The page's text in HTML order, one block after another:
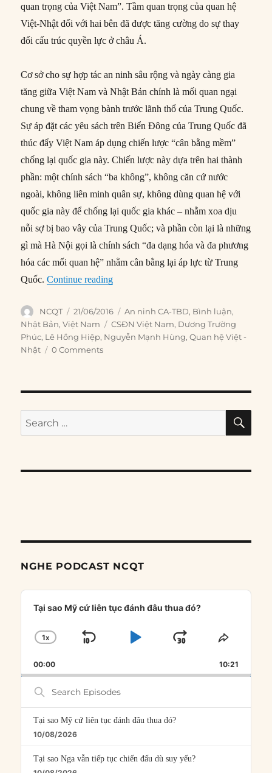
quan trọng của Việt Nam”. Tầm quan trọng của quan hệ
Việt-Nhật đối với hai bên đã được tăng cường do sự thay
đổi cấu trúc quyền lực ở châu Á.
Cơ sở cho sự hợp tác an ninh sâu rộng và ngày càng gia
tăng giữa Việt Nam và Nhật Bản chính là mối quan ngại
chung về tham vọng bành trước lãnh thổ của Trung Quốc.
Sự áp đặt các yêu sách trên Biển Đông của Trung Quốc đã
thúc đẩy Việt Nam áp dụng chiến lược “cân bằng mềm”
chống lại quốc gia này. Chiến lược này dựa trên hai thành
phần: một chính sách “ba không”, không căn cứ nước
ngoài, không liên minh quân sự, không dùng quan hệ với
quốc gia này để chống lại quốc gia khác – nhằm xoa dịu
nỗi sợ bị bao vây của Trung Quốc; và phần còn lại là những
gì mà Hà Nội gọi là chính sách “đa dạng hóa và đa phương
hóa các mối quan hệ” nhằm cân bằng lại áp lực từ Trung
Quốc.Continue reading“Quan ngại chung về TQ đẩy Việt-Nhật
Author
NCQT
Posted
on
21/06/2016 Categories
An ninh CA-TBD, Bình luận,
Nhật Bản,Việt Nam Tags
CSĐN Việt Nam, Dương Trường
Phúc, Lê Hồng Hiệp, Nguyễn Mạnh Hùng,Quan hệ Việt -
Nhật
0 Comments
Search
for:
NGHE PODCAST NCQT
Audio
Player
Tại sao Mỹ cứ liên tục đánh đâu thua đó?
CHANGE
RATE
1X
SKIP
PLAYJUMP
FORWARD
SHARE
00:00 10:21
Search
Episodes
Tại sao Mỹ cứ liên tục đánh đâu thua đó?
10/08/2026
Tại sao Nga vẫn tiếp tục chiến đấu dù suy yếu?